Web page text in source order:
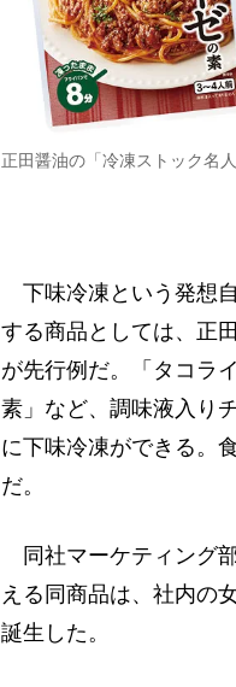
正田醤油の「冷凍ストック名
下味冷凍という発想
する商品としては、正
が先行例だ。「タコラ
素」など、調味液入り
に下味冷凍ができる。
だ。
同社マーケティング
える同商品は、社内の
誕生した。